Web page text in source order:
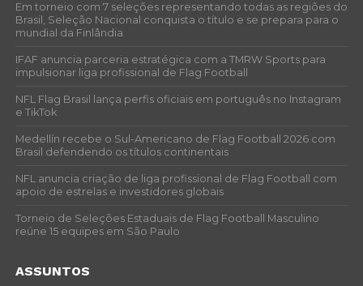
Em torneio com 7 seleções representando todas as regiões do
Brasil, Seleção Nacional conquista o título e se prepara para o
mundial da Finlândia
IFAF anuncia parceria estratégica com a TMRW Sports para
impulsionar liga profissional de Flag Football
NFL Flag Brasil lança perfis oficiais em português no Instagram
e TikTok
Medellín recebe o Sul-Americano de Flag Football 2026 com
Brasil defendendo os títulos continentais
NFL anuncia criação de liga profissional de Flag Football com
apoio de estrelas e investidores globais
Torneio de Seleções Estaduais de Flag Football Masculino
reúne 15 equipes em São Paulo
ASSUNTOS